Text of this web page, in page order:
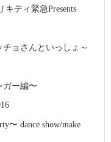
ティ緊急Presents
ョさんといっしょ～
ガー編〜
〜 dance show/make